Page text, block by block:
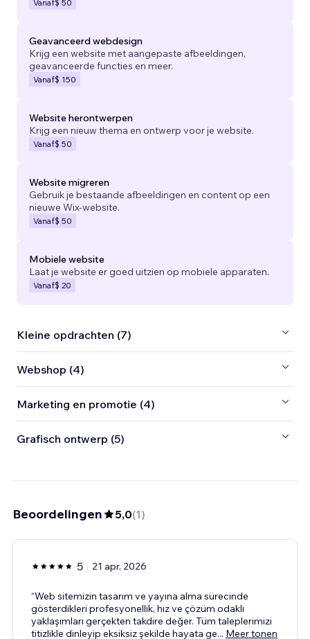
Vanaf$ 50
Geavanceerd webdesign
Krijg een website met aangepaste afbeeldingen,
geavanceerde functies en meer.
Vanaf$ 150
Website herontwerpen
Krijg een nieuw thema en ontwerp voor je website.
Vanaf$ 50
Website migreren
Gebruik je bestaande afbeeldingen en content op een
nieuwe Wix-website.
Vanaf$ 50
Mobiele website
Laat je website er goed uitzien op mobiele apparaten.
Vanaf$ 20
Kleine opdrachten (7)
Webshop (4)
Marketing en promotie (4)
Grafisch ontwerp (5)
Beoordelingen 5,0(1)
5 21 apr. 2026
“Web sitemizin tasarım ve yayına alma sürecinde
gösterdikleri profesyonellik, hız ve çözüm odaklı
yaklaşımları gerçekten takdire değer. Tüm taleplerimizi
titizlikle dinleyip eksiksiz şekilde hayata ge... Meer tonen